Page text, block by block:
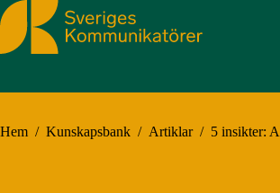
Sveriges Kommunikatörer
Hem / Kunskapsbank / Artiklar / 5 insikter: